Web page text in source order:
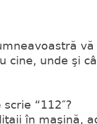
vă
cine, unde şi
“112″?
în maşină,